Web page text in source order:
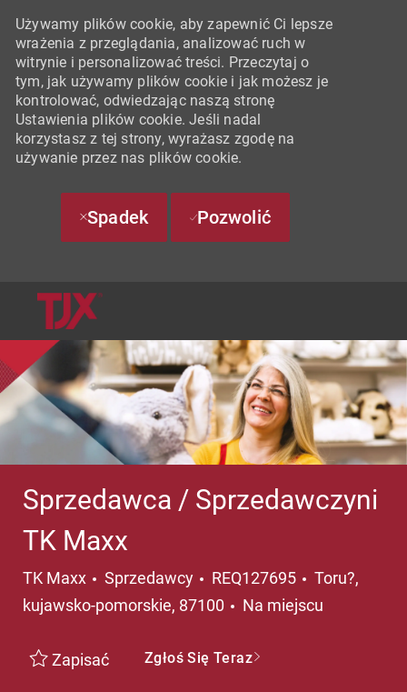
Używamy plików cookie, aby zapewnić Ci lepsze
wrażenia z przeglądania, analizować ruch w
witrynie i personalizować treści. Przeczytaj o
tym, jak używamy plików cookie i jak możesz je
kontrolować, odwiedzając naszą stronę
Ustawienia plików cookie. Jeśli nadal
korzystasz z tej strony, wyrażasz zgodę na
używanie przez nas plików cookie.
Spadek Pozwolić
Sprzedawca / Sprzedawczyni
TK Maxx
TK Maxx Kategoria
Sprzedawcy REQ127695 Lokalizacja
Toru?,
kujawsko-pomorskie, 87100
Na miejscu
Zapisać Zgłoś Się Teraz